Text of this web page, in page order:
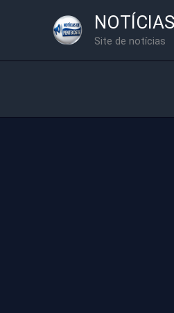
Site de notícias